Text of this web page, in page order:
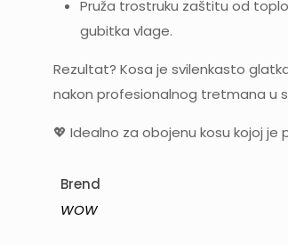
Pruža trostruku zaštitu od
gubitka vlage.
Rezultat? Kosa je svilenkasto
nakon profesionalnog tretmana u
💖 Idealno za obojenu kosu kojoj
Brend
WOW